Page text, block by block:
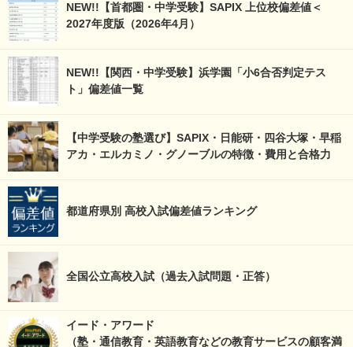
NEW!!【首都圏・中学受験】SAPIX 上位校偏差値＜
2027年度版（2026年4月）
NEW!!【関西・中学受験】浜学園「小6合否判定テス
ト」偏差値一覧
【中学受験の塾選び】SAPIX・日能研・四谷大塚・早稲
アカ・エルカミノ・グノーブルの特徴・費用と合格力
都道府県別 高校入試偏差値ランキング
全国公立高校入試（過去入試問題・正答）
イード・アワード
（塾・通信教育・英語教育などの教育サービスの顧客満